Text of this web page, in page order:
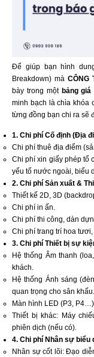
Để giúp bạn hình
Breakdown) màCÔNG
bày trong một bảng
minh bạch là chìa khóa
từng đồng bạn chi ra sẽ
1. Chi phí Cố định (Địa
Chi phí thuê địa điểm
Chi phí xin giấy phép tổ
yếu tố nước ngoài, biểu
2. Chi phí Sản xuất &
Thiết kế 2D, 3D
Chi phí in ấn.
Chi phí thi công, dàn
Chi phí trang trí hoa
3. Chi phí Thiết bị sự
Hệ thống Âm thanh
khách.
Hệ thống Ánh sáng
quan trọng cho sân khấu.
Màn hình LED (P3,
Thiết bị khác: Máy
phiên dịch (nếu có).
4. Chi phí Nhân sự biểu
Nhân sự cốt lõi: Đạo